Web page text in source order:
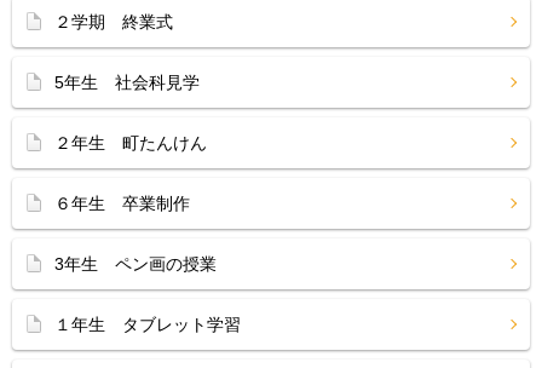
２学期 終業式
5年生 社会科見学
２年生 町たんけん
６年生 卒業制作
3年生 ペン画の授業
１年生 タブレット学習